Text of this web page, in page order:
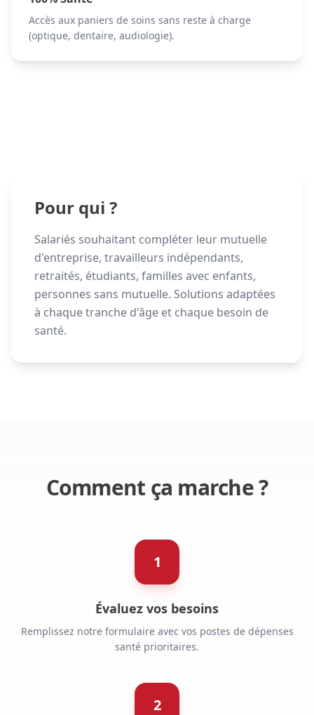
Accès aux paniers de soins sans reste à charge
(optique, dentaire, audiologie).
Pour qui ?
Salariés souhaitant compléter leur mutuelle
d'entreprise, travailleurs indépendants,
retraités, étudiants, familles avec enfants,
personnes sans mutuelle. Solutions adaptées
à chaque tranche d'âge et chaque besoin de
santé.
Comment ça marche ?
1
Évaluez vos besoins
Remplissez notre formulaire avec vos postes de dépenses
santé prioritaires.
2